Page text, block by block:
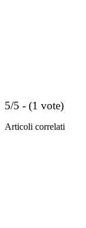
5/5 - (1 vote)
Articoli correlati